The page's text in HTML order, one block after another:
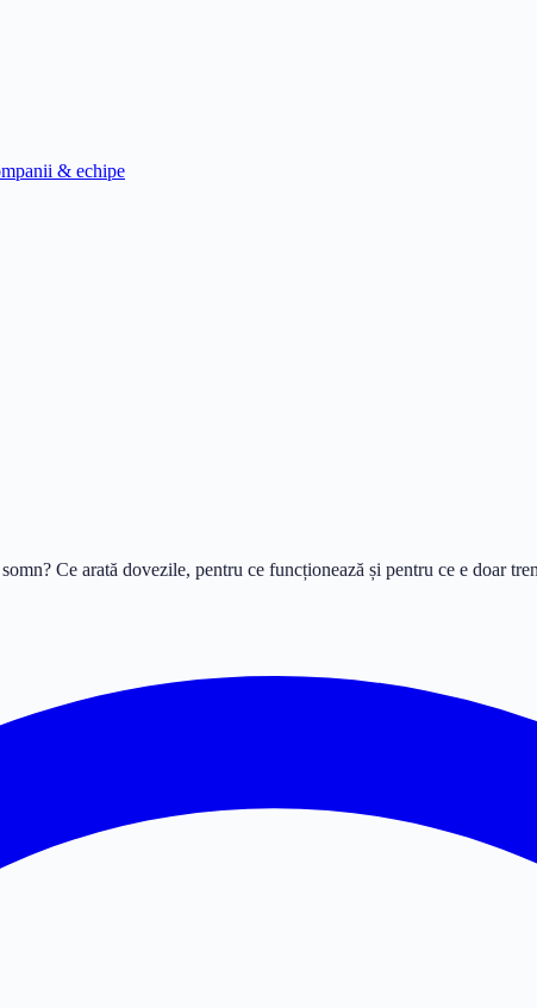
& echipe
Ce arată dovezile, pentru ce funcționează și pentru ce e doar